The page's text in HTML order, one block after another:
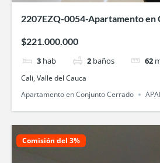
2207EZQ-0054-Apartamento
$221.000.000
3 hab 2 baños 62
Cali, Valle del Cauca
Apartamento en Conjunto Cerrado
Comisión del 3%